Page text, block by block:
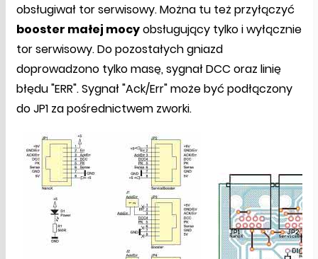
obsługiwał tor serwisowy. Można tu też przyłączyć
booster małej mocyobsługujący tylko i wyłącznie
tor serwisowy. Do pozostałych gniazd
doprowadzono tylko masę, sygnał DCC oraz linię
błędu "ERR". Sygnał "Ack/Err" może być podłączony
do JP1 za pośrednictwem zworki.